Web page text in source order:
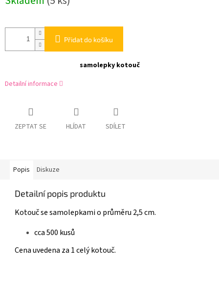
cena:
Přidat do košíku
samolepky kotouč
Detailní informace
ZEPTAT SE HLÍDAT SDÍLET
Popis Diskuze
Detailní popis produktu
Kotouč se samolepkami o průměru 2,5 cm.
cca 500 kusů
Cena uvedena za 1 celý kotouč.